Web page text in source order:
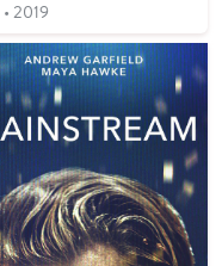
2019